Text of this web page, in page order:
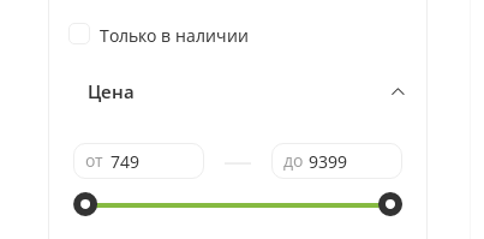
Только в наличии
Цена
от до